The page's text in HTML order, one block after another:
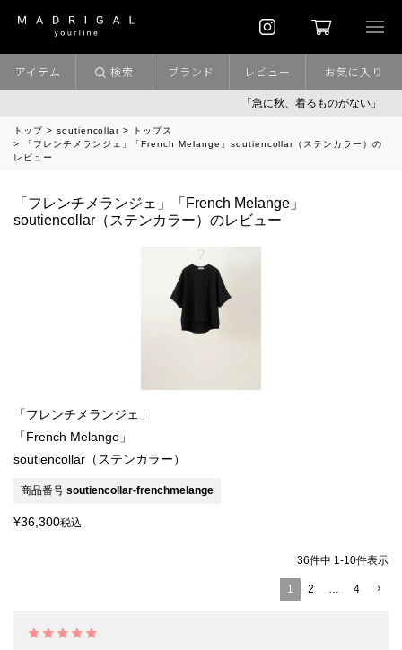
「急に秋、着るものがない」
アイテム 検索 ブランド レビュー お気に入り
トップ soutiencollar
トップス
「フレンチメランジェ」「French Melange」soutiencollar（ステンカラー）の
レビュー
「フレンチメランジェ」「French Melange」
soutiencollar（ステンカラー）のレビュー
「フレンチメランジェ」
「French Melange」
soutiencollar（ステンカラー）
商品番号 soutiencollar-frenchmelange
¥36,300税込
36件中 1-10件表示
1 2 … 4